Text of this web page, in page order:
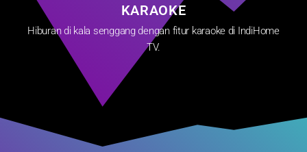
KARAOKE
Hiburan di kala senggang dengan fitur karaoke di IndiHome
TV.